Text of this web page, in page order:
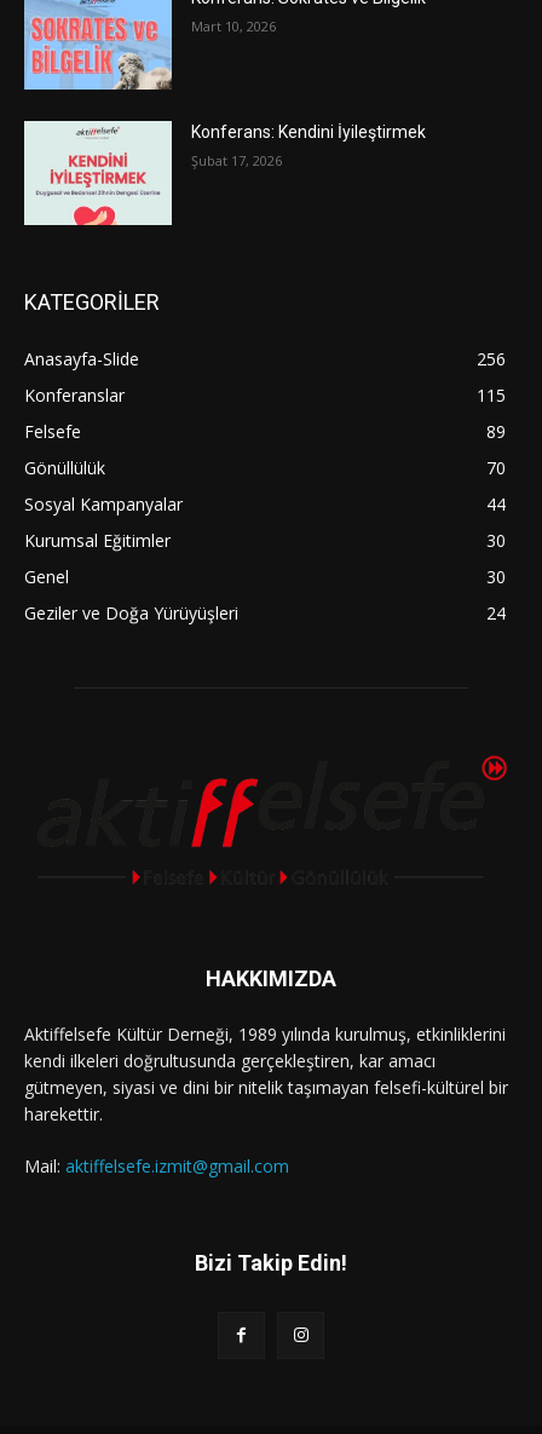
Mart 10, 2026
Konferans: Kendini İyileştirmek
Şubat 17, 2026
KATEGORİLER
Anasayfa-Slide
256
Konferanslar
115
Felsefe
89
Gönüllülük
70
Sosyal Kampanyalar
44
Kurumsal Eğitimler
30
Genel
30
Geziler ve Doğa Yürüyüşleri
24
HAKKIMIZDA
Aktiffelsefe Kültür Derneği, 1989 yılında kurulmuş, etkinliklerini
kendi ilkeleri doğrultusunda gerçekleştiren, kar amacı
gütmeyen, siyasi ve dini bir nitelik taşımayan felsefi-kültürel bir
harekettir.
Mail: aktiffelsefe.izmit@gmail.com
Bizi Takip Edin!